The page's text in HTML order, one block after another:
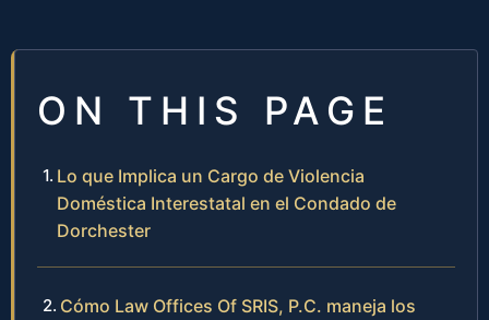
ON THIS PAGE
Lo que Implica un Cargo de Violencia
Doméstica Interestatal en el Condado de
Dorchester
Cómo Law Offices Of SRIS, P.C. maneja los